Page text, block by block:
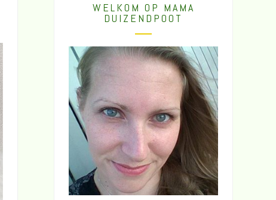
WELKOM OP MAMA
DUIZENDPOOT